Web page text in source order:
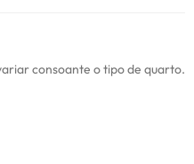
consoante o tipo de quarto.